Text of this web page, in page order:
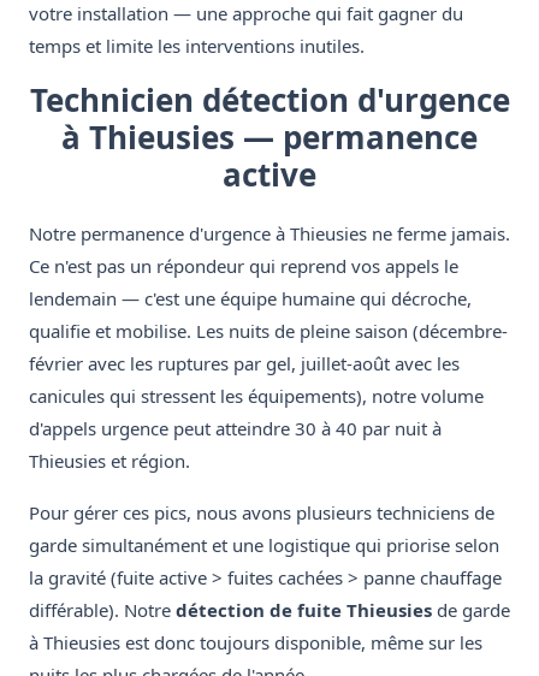
votre installation — une approche qui fait gagner du
temps et limite les interventions inutiles.
Technicien détection d'urgence
à Thieusies — permanence
active
Notre permanence d'urgence à Thieusies ne ferme jamais.
Ce n'est pas un répondeur qui reprend vos appels le
lendemain — c'est une équipe humaine qui décroche,
qualifie et mobilise. Les nuits de pleine saison (décembre-
février avec les ruptures par gel, juillet-août avec les
canicules qui stressent les équipements), notre volume
d'appels urgence peut atteindre 30 à 40 par nuit à
Thieusies et région.
Pour gérer ces pics, nous avons plusieurs techniciens de
garde simultanément et une logistique qui priorise selon
la gravité (fuite active > fuites cachées > panne chauffage
différable). Notre détection de fuite Thieusies de garde
à Thieusies est donc toujours disponible, même sur les